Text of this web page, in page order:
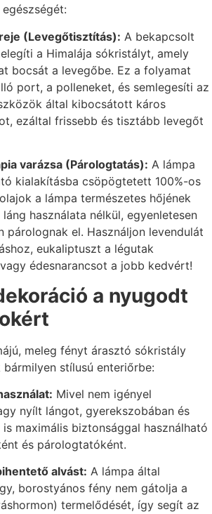
(Levegőtisztítás): A bekapcsolt
a Himalája sókristályt, amely
bocsát a levegőbe. Ez a folyamat
port, a polleneket, és semlegesíti az
által kibocsátott káros
ezáltal frissebb és tisztább levegőt
varázsa (Párologtatás): A lámpa
kialakításba csöpögtetett 100%-os
a lámpa természetes hőjének
használata nélkül, egyenletesen
párolognak el. Használjon levendulát
eukaliptuszt a légutak
édesnarancsot a jobb kedvért!
a nyugodt
meleg fényt árasztó sókristály
stílusú enteriőrbe:
Mivel nem igényel
nyílt lángot, gyerekszobában és
maximális biztonsággal használható
és párologtatóként.
alvást: A lámpa által
borostyános fény nem gátolja a
termelődését, így segít az